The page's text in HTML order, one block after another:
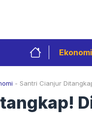
Ekonomi
- Santri Cianjur